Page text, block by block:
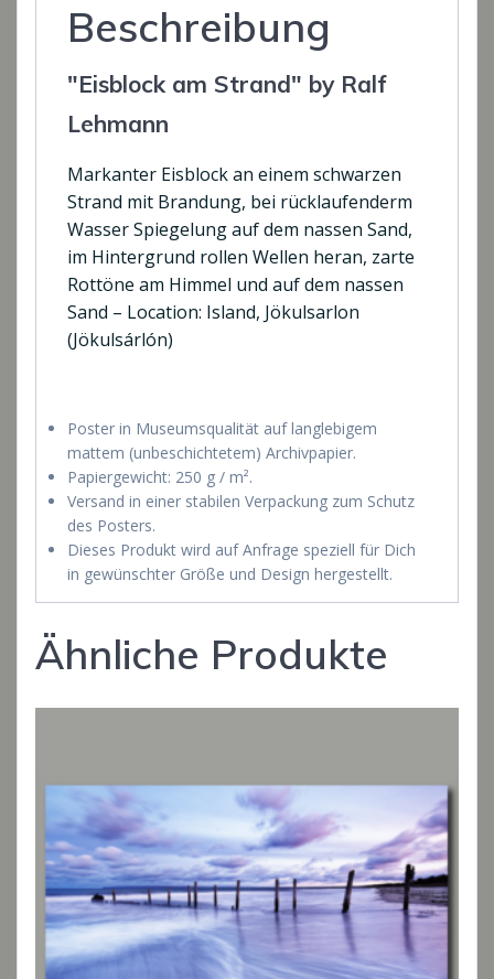
Beschreibung
"Eisblock am Strand" by Ralf
Lehmann
Markanter Eisblock an einem schwarzen
Strand mit Brandung, bei rücklaufenderm
Wasser Spiegelung auf dem nassen Sand,
im Hintergrund rollen Wellen heran, zarte
Rottöne am Himmel und auf dem nassen
Sand – Location: Island, Jökulsarlon
(Jökulsárlón)
Poster in Museumsqualität auf langlebigem
mattem (unbeschichtetem) Archivpapier.
Papiergewicht: 250 g / m².
Versand in einer stabilen Verpackung zum Schutz
des Posters.
Dieses Produkt wird auf Anfrage speziell für Dich
in gewünschter Größe und Design hergestellt.
Ähnliche Produkte